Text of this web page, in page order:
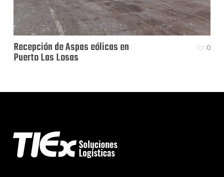
Recepción de Aspas eólicas en
Puerto Las Losas
0